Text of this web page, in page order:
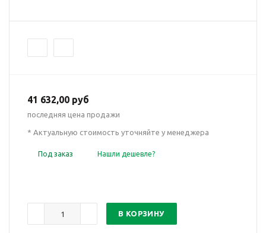
41 632,00 руб
последняя цена продажи
* Актуальную стоимость уточняйте у менеджера
Под заказ Нашли дешевле?
В КОРЗИНУ